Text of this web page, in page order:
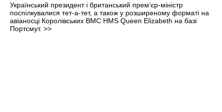
Український президент і британський прем’єр-міністр
поспілкувалися тет-а-тет, а також у розширеному форматі на
авіаносці Королівських ВМС HMS Queen Elizabeth на базі
Портсмут. >>